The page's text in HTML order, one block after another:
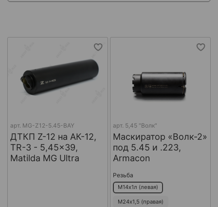
арт. MG-Z12-5.45-BAY
ДТКП Z-12 на АК-12,
TR-3 - 5,45x39,
Matilda MG Ultra
арт. 5,45 "Волк"
Маскиратор «Волк-2»
под 5.45 и .223,
Armacon
Резьба
М14х1л (левая)
М24х1,5 (правая)